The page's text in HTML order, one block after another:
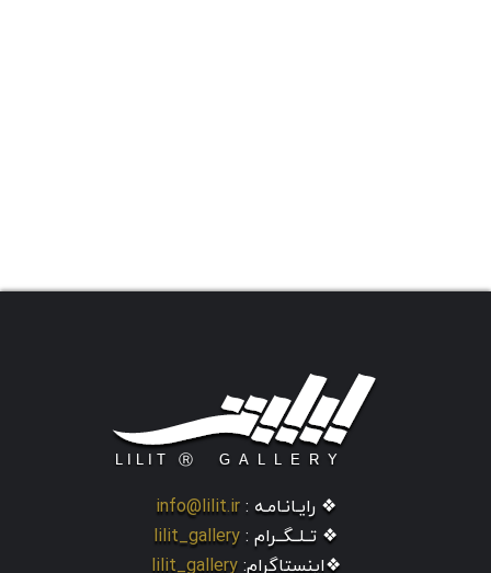
❖ رایـانـامـه : info@lilit.ir
❖ تــلــگــرام : lilit_gallery
❖اینستاگرام: lilit_gallery